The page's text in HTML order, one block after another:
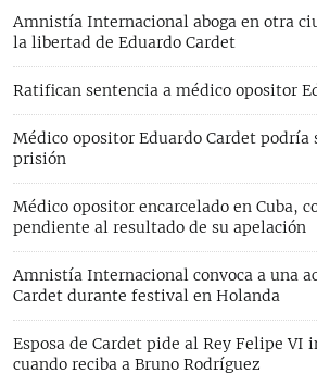
Amnistía Internacional aboga en otra
la libertad de Eduardo Cardet
Ratifican sentencia a médico opositor
Médico opositor Eduardo Cardet podría
prisión
Médico opositor encarcelado en Cuba,
pendiente al resultado de su apelación
Amnistía Internacional convoca a una
Cardet durante festival en Holanda
Esposa de Cardet pide al Rey Felipe VI
cuando reciba a Bruno Rodríguez